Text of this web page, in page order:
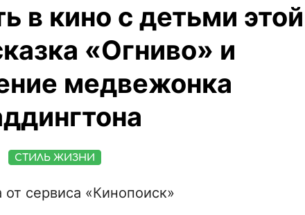
в кино с детьми этой
«Огниво» и
медвежонка
СТИЛЬ ЖИЗНИ
от сервиса «Кинопоиск»